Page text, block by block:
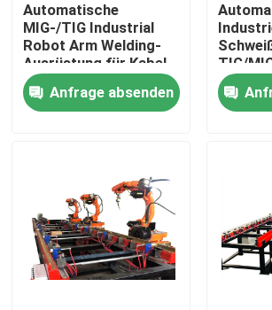
Haus
Über uns
Fabrik-Ausflug
Automatische
MIG-/TIG Industrial
Robot Arm Welding-
Ausrüstung für Kabel-
Behälter
Anfrage absenden
TIG/
Behälter